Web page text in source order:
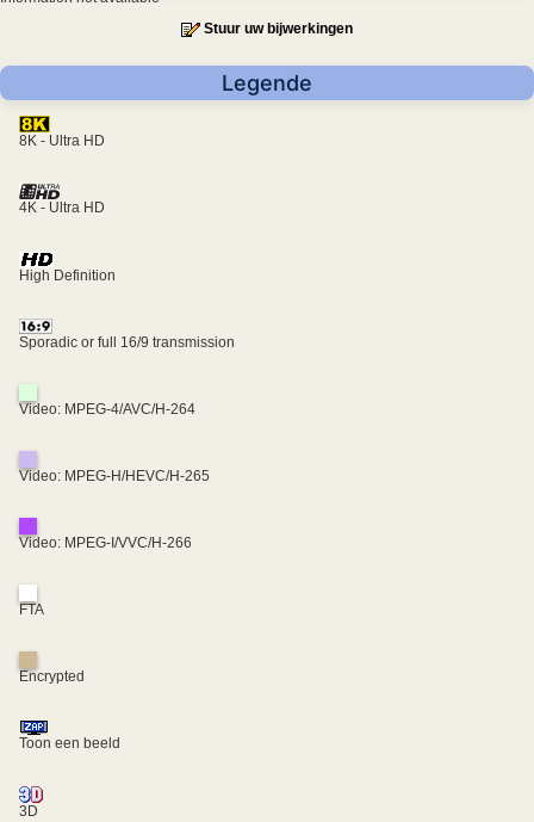
Stuur uw bijwerkingen
Legende
8K - Ultra HD
4K - Ultra HD
High Definition
Sporadic or full 16/9 transmission
Video: MPEG-4/AVC/H-264
Video: MPEG-H/HEVC/H-265
Video: MPEG-I/VVC/H-266
FTA
Encrypted
Toon een beeld
3D